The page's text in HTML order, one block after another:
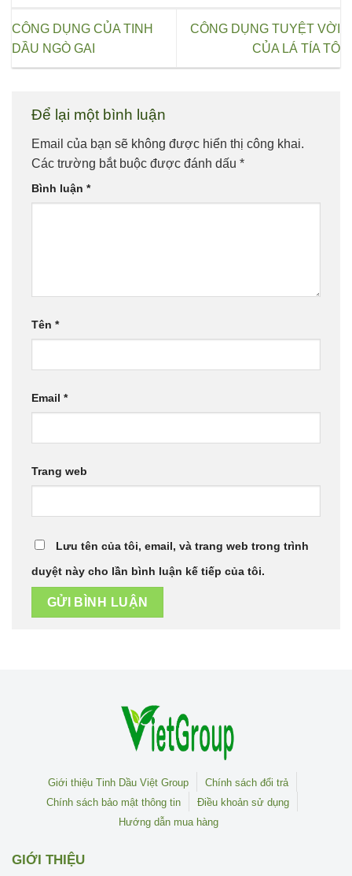
CÔNG DỤNG CỦA TINH
DẦU NGÒ GAI
CÔNG DỤNG TUYỆT VỜI
CỦA LÁ TÍA TÔ
Để lại một bình luận
Email của bạn sẽ không được hiển thị công khai.
Các trường bắt buộc được đánh dấu *
Bình luận *
Tên *
Email *
Trang web
Lưu tên của tôi, email, và trang web trong trình
duyệt này cho lần bình luận kế tiếp của tôi.
Giới thiệu Tinh Dầu Việt Group
Chính sách đổi trả
Chính sách bảo mật thông tin
Điều khoản sử dụng
Hướng dẫn mua hàng
GIỚI THIỆU